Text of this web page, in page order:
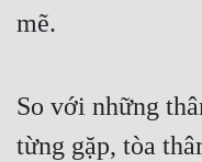
Truyện ngắn
Cung Đấu
mẽ.
So với những
từng gặp, tòa